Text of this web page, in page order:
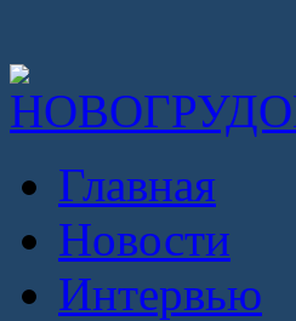
Главная
Новости
Интервью